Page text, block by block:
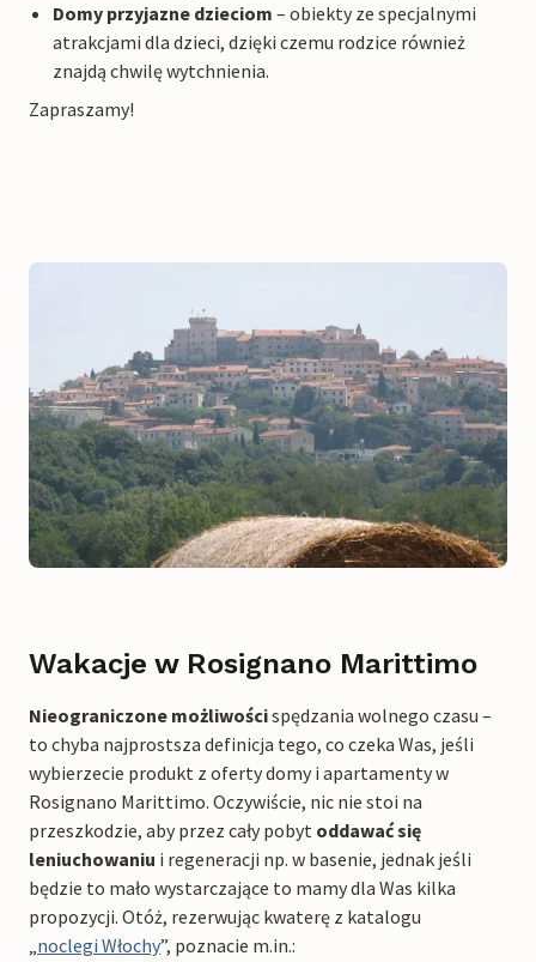
Domy przyjazne dzieciom – obiekty ze specjalnymi
atrakcjami dla dzieci, dzięki czemu rodzice również
znajdą chwilę wytchnienia.
Zapraszamy!
Wakacje w Rosignano Marittimo
Nieograniczone możliwościspędzania wolnego czasu –
to chyba najprostsza definicja tego, co czeka Was, jeśli
wybierzecie produkt z oferty domy i apartamenty w
Rosignano Marittimo. Oczywiście, nic nie stoi na
przeszkodzie, aby przez cały pobyt oddawać się
leniuchowaniu i regeneracji np. w basenie, jednak jeśli
będzie to mało wystarczające to mamy dla Was kilka
propozycji. Otóż, rezerwując kwaterę z katalogu
„noclegi Włochy”, poznacie m.in.: